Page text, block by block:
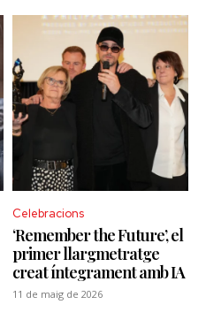
Celebracions
‘Remember the Future’, el
primer llargmetratge
creat íntegrament amb IA
11 de maig de 2026